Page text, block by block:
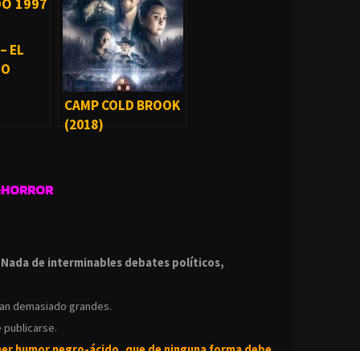
EL
CAMP COLD BROOK
(2018)
Nada de interminables debates políticos,
demasiado grandes.
publicarse.